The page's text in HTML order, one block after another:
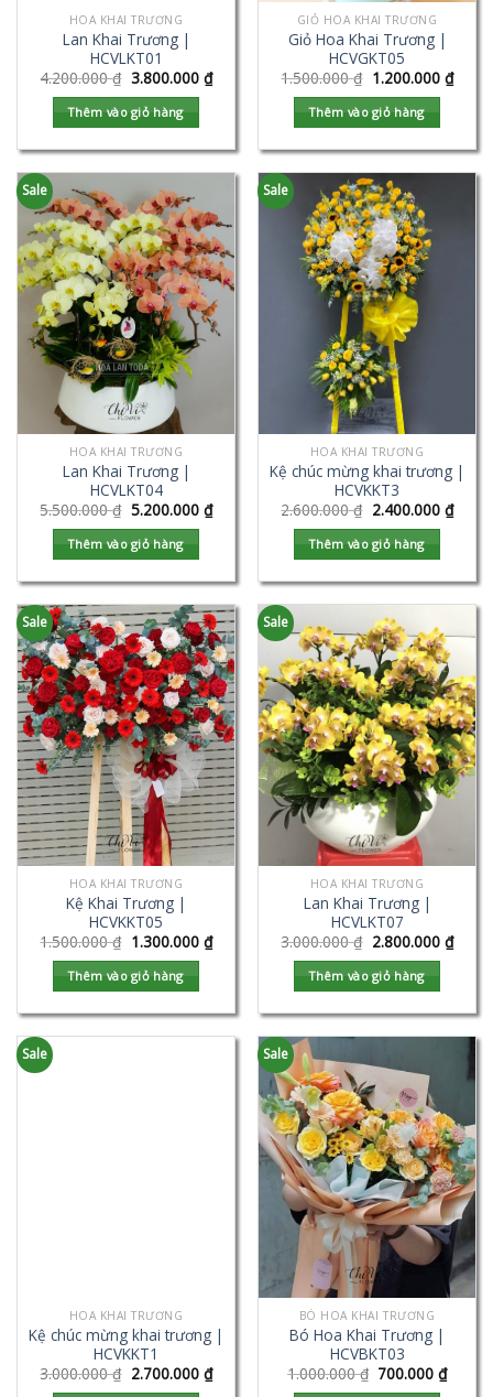
HOA KHAI TRƯƠNG
Lan Khai Trương |
HCVLKT01
4.200.000₫ 3.800.000 ₫
Thêm vào giỏ hàng
GIỎ HOA KHAI TRƯƠNG
Giỏ Hoa Khai Trương |
HCVGKT05
1.500.000₫ 1.200.000 ₫
Thêm vào giỏ hàng
Sale
HOA KHAI TRƯƠNG
Lan Khai Trương |
HCVLKT04
5.500.000₫ 5.200.000 ₫
Thêm vào giỏ hàng
Sale
HOA KHAI TRƯƠNG
Kệ chúc mừng khai trương |
HCVKKT3
2.600.000₫ 2.400.000 ₫
Thêm vào giỏ hàng
Sale
HOA KHAI TRƯƠNG
Kệ Khai Trương |
HCVKKT05
1.500.000₫ 1.300.000 ₫
Thêm vào giỏ hàng
Sale
HOA KHAI TRƯƠNG
Lan Khai Trương |
HCVLKT07
3.000.000₫ 2.800.000 ₫
Thêm vào giỏ hàng
Sale
HOA KHAI TRƯƠNG
Kệ chúc mừng khai trương |
HCVKKT1
3.000.000₫ 2.700.000 ₫
Sale
BÓ HOA KHAI TRƯƠNG
Bó Hoa Khai Trương |
HCVBKT03
1.000.000₫ 700.000₫